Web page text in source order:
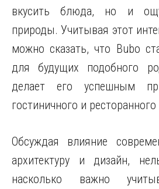
вкусить блюда, но и
природы. Учитывая этот
можно сказать, что Bubo
для будущих подобного
делает его успешным
гостиничного и
Обсуждая влияние
архитектуру и дизайн,
насколько важно